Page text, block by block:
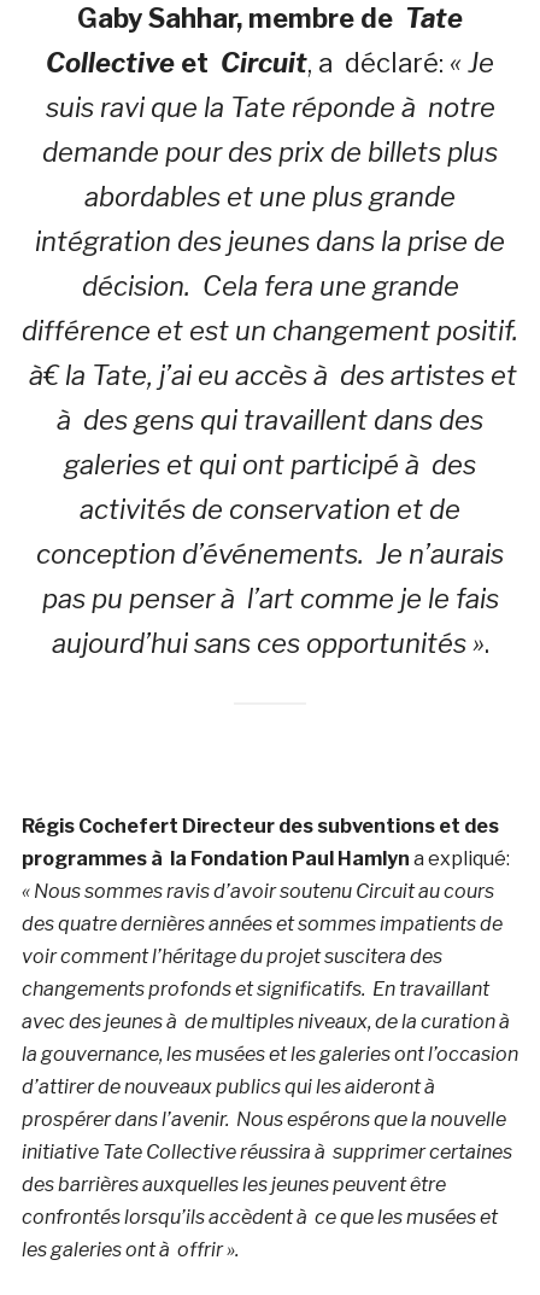
Gaby Sahhar, membre de Tate
Collective et Circuit, a déclaré: « Je
suis ravi que la Tate réponde à notre
demande pour des prix de billets plus
abordables et une plus grande
intégration des jeunes dans la prise de
décision. Cela fera une grande
différence et est un changement positif.
à€ la Tate, j’ai eu accès à des artistes et
à des gens qui travaillent dans des
galeries et qui ont participé à des
activités de conservation et de
conception d’événements. Je n’aurais
pas pu penser à l’art comme je le fais
aujourd’hui sans ces opportunités ».
Régis Cochefert Directeur des subventions et des
programmes à la Fondation Paul Hamlyn a expliqué:
« Nous sommes ravis d’avoir soutenu Circuit au cours
des quatre dernières années et sommes impatients de
voir comment l’héritage du projet suscitera des
changements profonds et significatifs. En travaillant
avec des jeunes à de multiples niveaux, de la curation à
la gouvernance, les musées et les galeries ont l’occasion
d’attirer de nouveaux publics qui les aideront à
prospérer dans l’avenir. Nous espérons que la nouvelle
initiative Tate Collective réussira à supprimer certaines
des barrières auxquelles les jeunes peuvent être
confrontés lorsqu’ils accèdent à ce que les musées et
les galeries ont à offrir ».